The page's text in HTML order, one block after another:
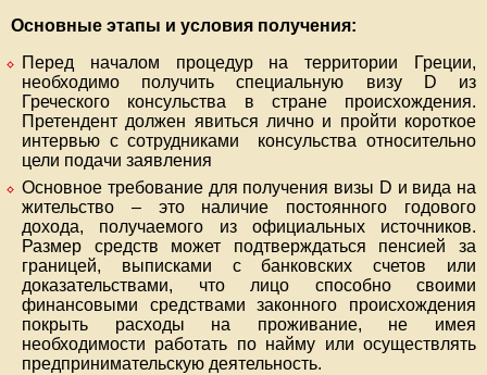
Основные этапы и условия получения:
Перед началом процедур на территории Греции,
необходимо получить специальную визу D из
Греческого консульства в стране происхождения.
Претендент должен явиться лично и пройти короткое
интервью с сотрудниками консульства относительно
цели подачи заявления
Основное требование для получения визы D и вида на
жительство – это наличие постоянного годового
дохода, получаемого из официальных источников.
Размер средств может подтверждаться пенсией за
границей, выписками с банковских счетов или
доказательствами, что лицо способно своими
финансовыми средствами законного происхождения
покрыть расходы на проживание, не имея
необходимости работать по найму или осуществлять
предпринимательскую деятельность.